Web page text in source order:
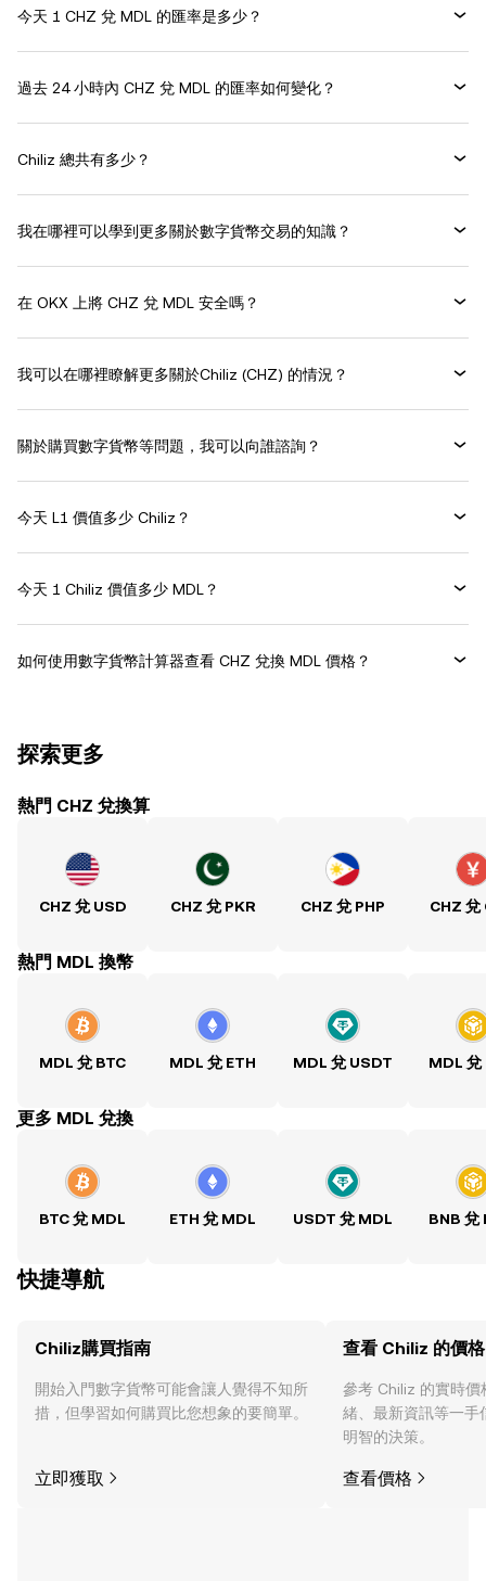
今天 1 CHZ 兌 MDL 的匯率是多少？
過去 24 小時內 CHZ 兌 MDL 的匯率如何變化？
Chiliz 總共有多少？
我在哪裡可以學到更多關於數字貨幣交易的知識？
在 OKX 上將 CHZ 兌 MDL 安全嗎？
我可以在哪裡瞭解更多關於Chiliz (CHZ) 的情況？
關於購買數字貨幣等問題，我可以向誰諮詢？
今天 L1 價值多少 Chiliz？
今天 1 Chiliz 價值多少 MDL？
如何使用數字貨幣計算器查看 CHZ 兌換 MDL 價格？
探索更多
熱門 CHZ 兌換算
CHZ 兌 USD CHZ 兌 PKR CHZ 兌 PHP CHZ 兌
熱門 MDL 換幣
MDL 兌 BTC MDL 兌 ETH MDL 兌 USDT MDL 兌
ִִִִִִִִִִִִִִִִִִִִִִִִִִִִִִִִִִִִִִִִִִִִִִִִ更多 MDL 兌換
BTC 兌 MDL ETH 兌 MDL USDT 兌 MDL BNB 兌
快捷導航
Chiliz購買指南
開始入門數字貨幣可能會讓人覺得不知所
措，但學習如何購買比您想象的要簡單。
立即獲取
查看 Chiliz 的價格
參考 Chiliz 的實時價
緒、最新資訊等一手
明智的決策。
查看價格